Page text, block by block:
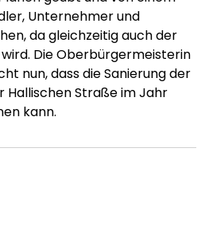
Unternehmer und
da gleichzeitig auch der
Die Oberbürgermeisterin
nun, dass die Sanierung der
Hallischen Straße im Jahr
kann.